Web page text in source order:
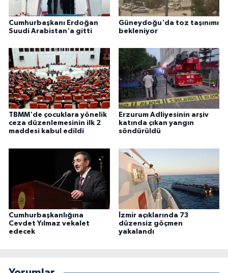
Cumhurbaşkanı Erdoğan
Suudi Arabistan'a gitti
Güneydoğu'da toz taşınımı
bekleniyor
TBMM'de çocuklara yönelik
ceza düzenlemesinin ilk 2
maddesi kabul edildi
Erzurum Adliyesinin arşiv
katında çıkan yangın
söndürüldü
Cumhurbaşkanlığına
Cevdet Yılmaz vekalet
edecek
İzmir açıklarında 73
düzensiz göçmen
yakalandı